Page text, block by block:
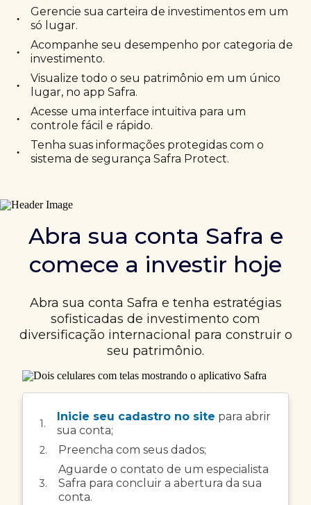
•
Gerencie sua carteira de investimentos em um
só lugar.
•
Acompanhe seu desempenho por categoria de
investimento.
•
Visualize todo o seu patrimônio em um único
lugar, no app Safra.
•
Acesse uma interface intuitiva para um
controle fácil e rápido.
•
Tenha suas informações protegidas com o
sistema de segurança Safra Protect.
Abra sua conta Safra e
comece a investir hoje
Abra sua conta Safra e tenha estratégias
sofisticadas de investimento com
diversificação internacional para construir o
seu patrimônio.
1.
Inicie seu cadastro no site para abrir
sua conta;
2. Preencha com seus dados;
3.
Aguarde o contato de um especialista
Safra para concluir a abertura da sua
conta.